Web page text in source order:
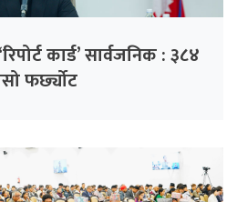
कार्ड’ सार्वजनिक : ३८४
फर्छ्योट